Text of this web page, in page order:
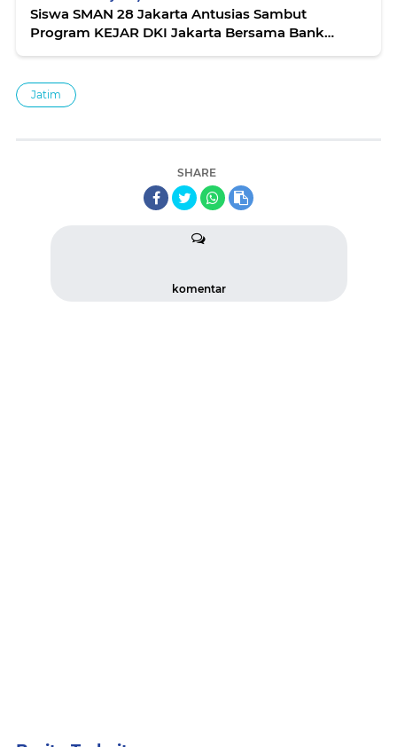
Siswa SMAN 28 Jakarta Antusias Sambut
Program KEJAR DKI Jakarta Bersama Bank
Jatim
SHARE
komentar